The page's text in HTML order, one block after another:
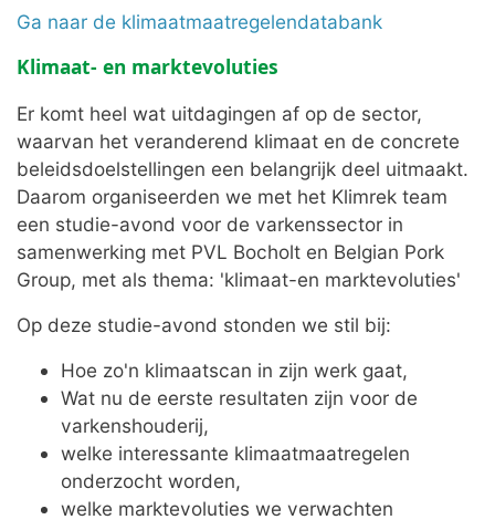
Ga naar de klimaatmaatregelendatabank
Klimaat- en marktevoluties
Er komt heel wat uitdagingen af op de sector,
waarvan het veranderend klimaat en de concrete
beleidsdoelstellingen een belangrijk deel uitmaakt.
Daarom organiseerden we met het Klimrek team
een studie-avond voor de varkenssector in
samenwerking met PVL Bocholt en Belgian Pork
Group, met als thema: 'klimaat-en marktevoluties'
Op deze studie-avond stonden we stil bij:
Hoe zo'n klimaatscan in zijn werk gaat,
Wat nu de eerste resultaten zijn voor de
varkenshouderij,
welke interessante klimaatmaatregelen
onderzocht worden,
welke marktevoluties we verwachten